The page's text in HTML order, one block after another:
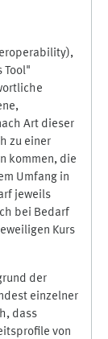
Tool"
Art dieser
zu einer
kommen, die
Umfang in
jeweils
bei Bedarf
Kurs
der
einzelner
dass
von